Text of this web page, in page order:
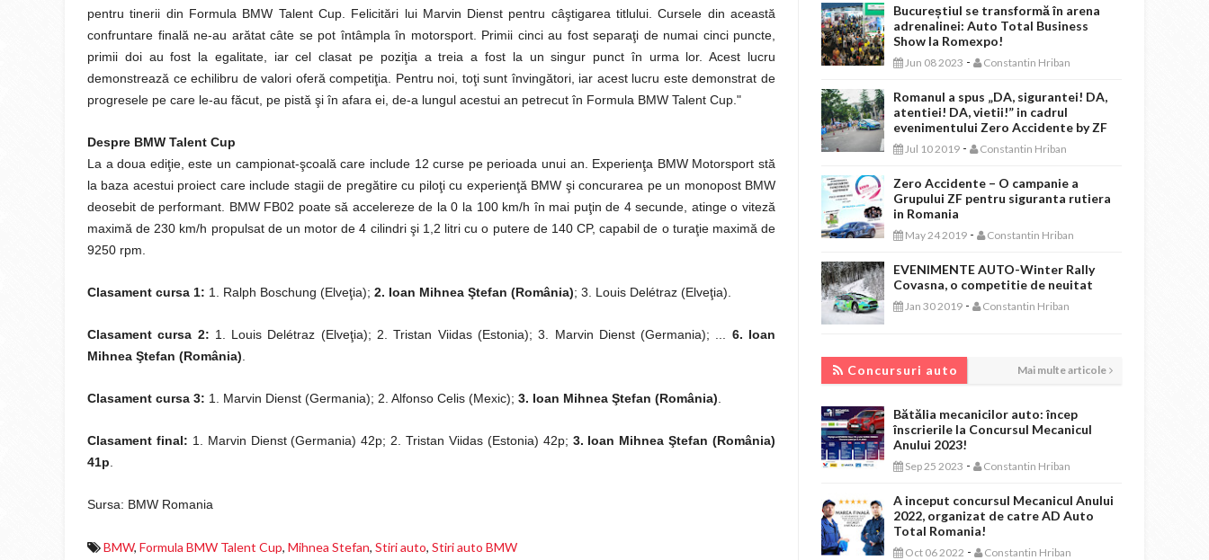
pentru tinerii din Formula BMW Talent Cup. Felicitări lui Marvin Dienst pentru câştigarea titlului. Cursele din această
confruntare finală ne-au arătat câte se pot întâmpla în motorsport. Primii cinci au fost separaţi de numai cinci puncte,
primii doi au fost la egalitate, iar cel clasat pe poziţia a treia a fost la un singur punct în urma lor. Acest lucru
demonstrează ce echilibru de valori oferă competiţia. Pentru noi, toţi sunt învingători, iar acest lucru este demonstrat de
progresele pe care le-au făcut, pe pistă şi în afara ei, de-a lungul acestui an petrecut în Formula BMW Talent Cup."
Despre BMW Talent Cup
La a doua ediţie, este un campionat-şcoală care include 12 curse pe perioada unui an. Experienţa BMW Motorsport stă
la baza acestui proiect care include stagii de pregătire cu piloţi cu experienţă BMW şi concurarea pe un monopost BMW
deosebit de performant. BMW FB02 poate să accelereze de la 0 la 100 km/h în mai puţin de 4 secunde, atinge o viteză
maximă de 230 km/h propulsat de un motor de 4 cilindri şi 1,2 litri cu o putere de 140 CP, capabil de o turaţie maximă de
9250 rpm.
Clasament cursa 1: 1. Ralph Boschung (Elveţia); 2. Ioan Mihnea Ştefan (România); 3. Louis Delétraz (Elveţia).
Clasament cursa 2: 1. Louis Delétraz (Elveţia); 2. Tristan Viidas (Estonia); 3. Marvin Dienst (Germania); ... 6. Ioan
Mihnea Ştefan (România)
Clasament cursa 3: 1. Marvin Dienst (Germania); 2. Alfonso Celis (Mexic); 3. Ioan Mihnea Ştefan (România)
Clasament final: 1. Marvin Dienst (Germania) 42p; 2. Tristan Viidas (Estonia) 42p; 3. Ioan Mihnea Ştefan (România)
41p
Sursa: BMW Romania
BMW, Formula BMW Talent Cup, Mihnea Stefan, Stiri auto, Stiri auto BMW
Bucureștiul se transformă în arena
adrenalinei: Auto Total Business
Show la Romexpo!
Jun 08 2023 - Constantin Hriban
Romanul a spus „DA, sigurantei! DA,
atentiei! DA, vietii!” in cadrul
evenimentului Zero Accidente by ZF
Jul 10 2019 - Constantin Hriban
Zero Accidente – O campanie a
Grupului ZF pentru siguranta rutiera
in Romania
May 24 2019 - Constantin Hriban
EVENIMENTE AUTO-Winter Rally
Covasna, o competitie de neuitat
Jan 30 2019 - Constantin Hriban
Concursuri auto Mai multe articole
Bătălia mecanicilor auto: încep
înscrierile la Concursul Mecanicul
Anului 2023!
Sep 25 2023 - Constantin Hriban
A inceput concursul Mecanicul Anului
2022, organizat de catre AD Auto
Total Romania!
Oct 06 2022 - Constantin Hriban